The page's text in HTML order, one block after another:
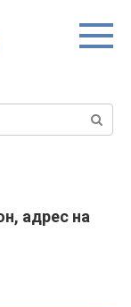
адрес на